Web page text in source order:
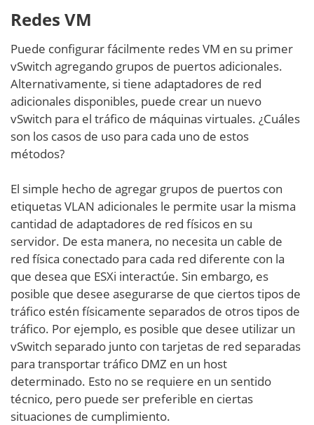
Redes VM
Puede configurar fácilmente redes VM en su primer
vSwitch agregando grupos de puertos adicionales.
Alternativamente, si tiene adaptadores de red
adicionales disponibles, puede crear un nuevo
vSwitch para el tráfico de máquinas virtuales. ¿Cuáles
son los casos de uso para cada uno de estos
métodos?
El simple hecho de agregar grupos de puertos con
etiquetas VLAN adicionales le permite usar la misma
cantidad de adaptadores de red físicos en su
servidor. De esta manera, no necesita un cable de
red física conectado para cada red diferente con la
que desea que ESXi interactúe. Sin embargo, es
posible que desee asegurarse de que ciertos tipos de
tráfico estén físicamente separados de otros tipos de
tráfico. Por ejemplo, es posible que desee utilizar un
vSwitch separado junto con tarjetas de red separadas
para transportar tráfico DMZ en un host
determinado. Esto no se requiere en un sentido
técnico, pero puede ser preferible en ciertas
situaciones de cumplimiento.